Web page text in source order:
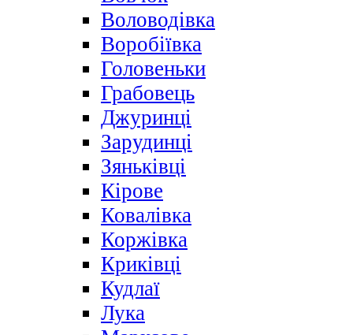
Воловодівка
Воробіївка
Головеньки
Грабовець
Джуринці
Зарудинці
Зяньківці
Кірове
Ковалівка
Коржівка
Криківці
Кудлаї
Лука